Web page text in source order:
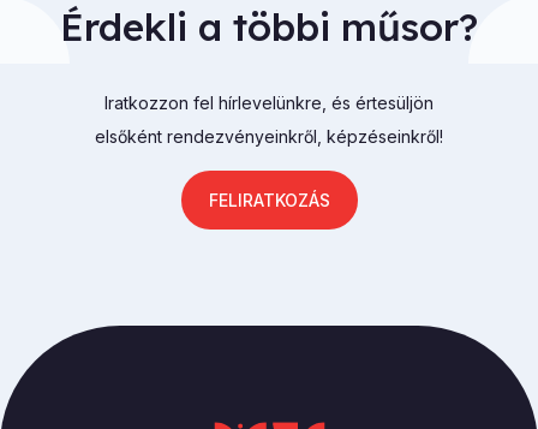
Érdekli a többi műsor?
Iratkozzon fel hírlevelünkre, és értesüljön
elsőként rendezvényeinkről, képzéseinkről!
FELIRATKOZÁS